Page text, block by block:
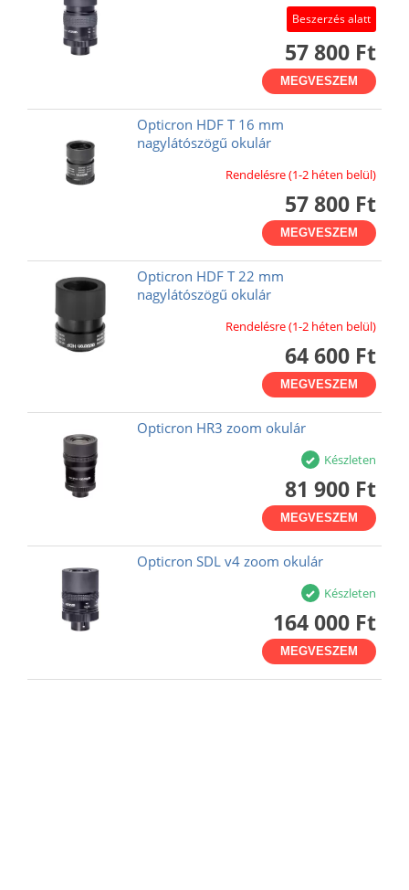
Beszerzés alatt
57 800 Ft
MEGVESZEM
Opticron HDF T 16 mm
nagylátószögű okulár
Rendelésre (1-2 héten belül)
57 800 Ft
MEGVESZEM
Opticron HDF T 22 mm
nagylátószögű okulár
Rendelésre (1-2 héten belül)
64 600 Ft
MEGVESZEM
Opticron HR3 zoom okulár
Készleten
81 900 Ft
MEGVESZEM
Opticron SDL v4 zoom okulár
Készleten
164 000 Ft
MEGVESZEM